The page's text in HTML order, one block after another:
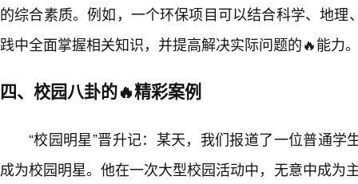
的综合素质。例如，一个环保项目可以结合科学、地理
践中全面掌握相关知识，并提高解决实际问题的🔥能力
四、校园八卦的🔥精彩案例
“校园明星”晋升记：某天，我们报道了一位普通学
成为校园明星。他在一次大型校园活动中，无意中成为